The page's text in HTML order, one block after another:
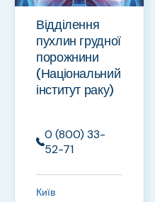
Відділення
пухлин грудної
порожнини
(Національний
інститут раку)
0 (800) 33-
52-71
Київ